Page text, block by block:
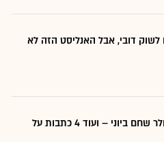
לשוק דובי, אבל האנליסט הזה לא
הקאמבק של אלטשולר שחם ביוני – ועוד 4 כתבות על